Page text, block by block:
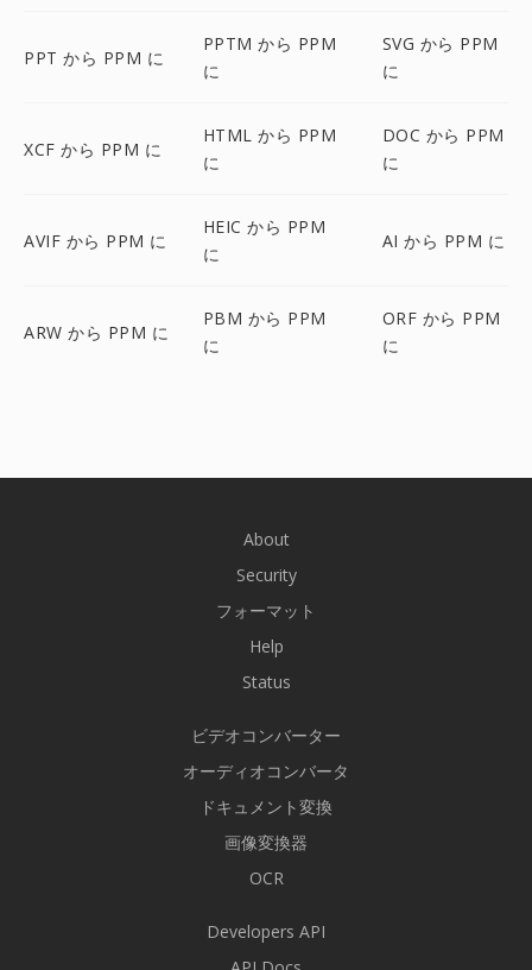
PPT から PPM に
PPTM から PPM
に
SVG から PPM
に
XCF から PPM に
HTML から PPM
に
DOC から PPM
に
AVIF から PPM に
HEIC から PPM
に
AI から PPM に
ARW から PPM に
PBM から PPM
に
ORF から PPM
に
About
Security
フォーマット
Help
Status
ビデオコンバーター
オーディオコンバータ
ドキュメント変換
画像変換器
OCR
Developers API